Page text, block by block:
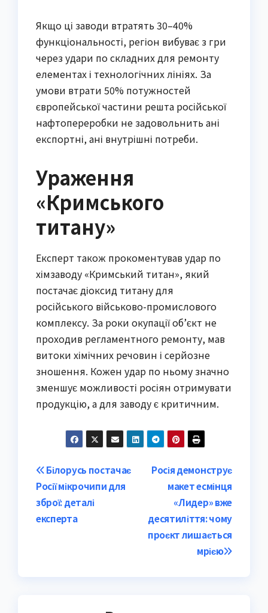
Якщо ці заводи втратять 30–40%
функціональності, регіон вибуває з гри
через удари по складних для ремонту
елементах і технологічних лініях. За
умови втрати 50% потужностей
європейської частини решта російської
нафтопереробки не задовольнить ані
експортні, ані внутрішні потреби.
Ураження
«Кримського
титану»
Експерт також прокоментував удар по
хімзаводу «Кримський титан», який
постачає діоксид титану для
російського військово-промислового
комплексу. За роки окупації об’єкт не
проходив регламентного ремонту, мав
витоки хімічних речовин і серйозне
зношення. Кожен удар по ньому значно
зменшує можливості росіян отримувати
продукцію, а для заводу є критичним.
Post
navigation
Росія демонструє
макет есмінця
«Лидер» вже
десятиліття: чому
проєкт лишається
мрією
Білорусь постачає
Росії мікрочипи для
зброї: деталі
експерта